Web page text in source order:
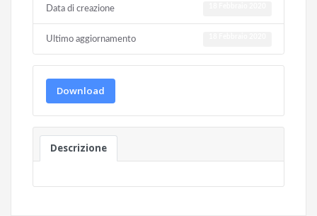
Data di creazione
Ultimo aggiornamento
Download
Descrizione